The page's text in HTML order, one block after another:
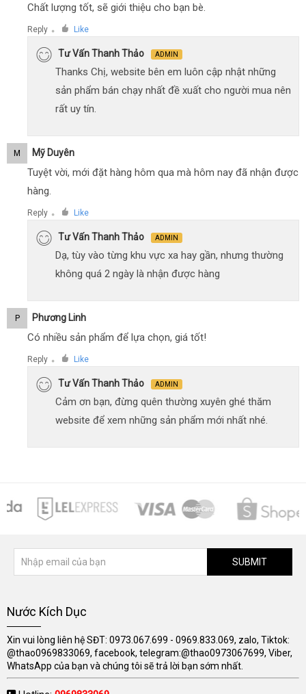
Chất lượng tốt, sẽ giới thiệu cho bạn bè.
Reply ● Like
Tư Vấn Thanh Thảo ADMIN
Thanks Chị, website bên em luôn cập nhật những
sản phẩm bán chạy nhất đề xuất cho người mua nên
rất uy tín.
M Mỹ Duyên
Tuyệt vời, mới đặt hàng hôm qua mà hôm nay đã nhận được
hàng.
Reply ● Like
Tư Vấn Thanh Thảo ADMIN
Dạ, tùy vào từng khu vực xa hay gần, nhưng thường
không quá 2 ngày là nhận được hàng
P Phương Linh
Có nhiều sản phẩm để lựa chọn, giá tốt!
Reply ● Like
Tư Vấn Thanh Thảo ADMIN
Cảm ơn bạn, đừng quên thường xuyên ghé thăm
website để xem những sản phẩm mới nhất nhé.
SUBMIT
Nước Kích Dục
Xin vui lòng liên hệ SĐT: 0973.067.699 - 0969.833.069, zalo, Tiktok:
@thao0969833069, facebook, telegram:@thao0973067699, Viber,
WhatsApp của bạn và chúng tôi sẽ trả lời bạn sớm nhất.